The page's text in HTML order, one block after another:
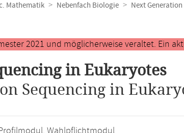
Mathematik Nebenfach Biologie Next
2021 und möglicherweise veraltet. Ein
in Eukaryotes
Sequencing in